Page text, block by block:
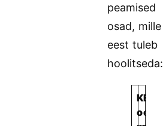
peamised
osad, mille
eest tuleb
hoolitseda:
K
o
E
e